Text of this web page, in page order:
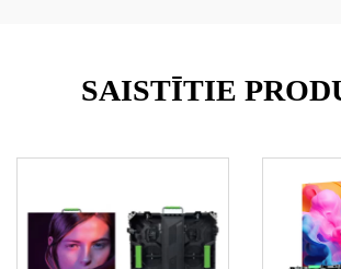
SAISTĪTIE